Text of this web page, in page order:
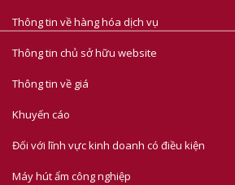
Thông tin về hàng hóa dịch vụ
Thông tin chủ sở hữu website
Thông tin về giá
Khuyến cáo
Đối với lĩnh vực kinh doanh có điều kiện
Máy hút ẩm công nghiệp